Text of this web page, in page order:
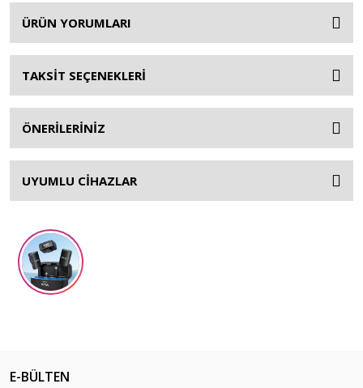
ÜRÜN YORUMLARI
TAKSİT SEÇENEKLERİ
ÖNERİLERİNİZ
UYUMLU CİHAZLAR
E-BÜLTEN